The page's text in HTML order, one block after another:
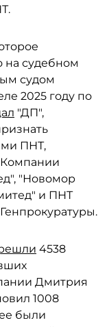
на судебном
судом
2025 году по
"ДП",
ПНТ,
Компании
"Новомор
и ПНТ
4538
Дмитрия
1008
были